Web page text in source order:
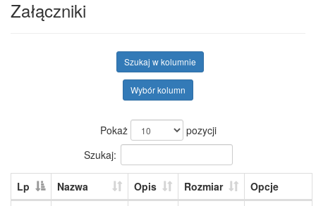
Załączniki
Szukaj w kolumnie
Wybór kolumn
Pokaż
pozycji
Szukaj:
Lp Nazwa Opis Rozmiar
Opcje